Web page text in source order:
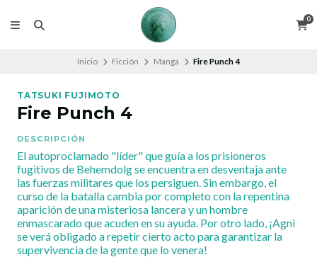
0
Inicio Ficción Manga Fire Punch 4
TATSUKI FUJIMOTO
Fire Punch 4
DESCRIPCIÓN
El autoproclamado "líder" que guía a los prisioneros
fugitivos de Behemdolg se encuentra en desventaja ante
las fuerzas militares que los persiguen. Sin embargo, el
curso de la batalla cambia por completo con la repentina
aparición de una misteriosa lancera y un hombre
enmascarado que acuden en su ayuda. Por otro lado, ¡Agni
se verá obligado a repetir cierto acto para garantizar la
supervivencia de la gente que lo venera!